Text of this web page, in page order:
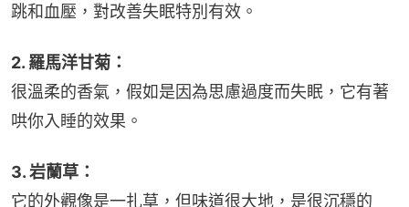
跳和血壓，對改善失眠特別有效。
2. 羅馬洋甘菊：
很溫柔的香氣，假如是因為思慮過度而失眠，它有著
哄你入睡的效果。
3. 岩蘭草：
它的外觀像是一扎草，但味道很大地，是很沉穩的